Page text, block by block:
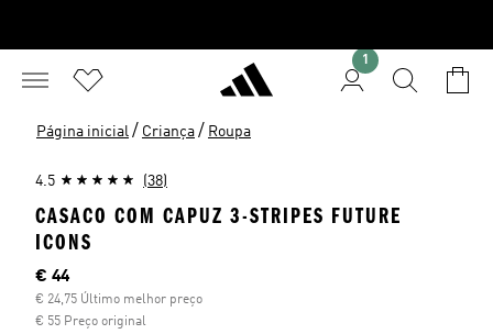
1
Página inicial / Criança / Roupa
4.5 (38)
CASACO COM CAPUZ 3-STRIPES FUTURE
ICONS
Preço atual
€ 44
€ 24,75 Último melhor preço
€ 55 Preço original